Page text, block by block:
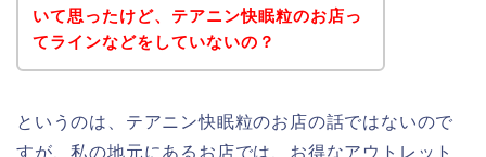
いて思ったけど、テアニン快眠粒のお店っ
てラインなどをしていないの？
というのは、テアニン快眠粒のお店の話ではないので
すが、私の地元にあるお店では、お得なアウトレット